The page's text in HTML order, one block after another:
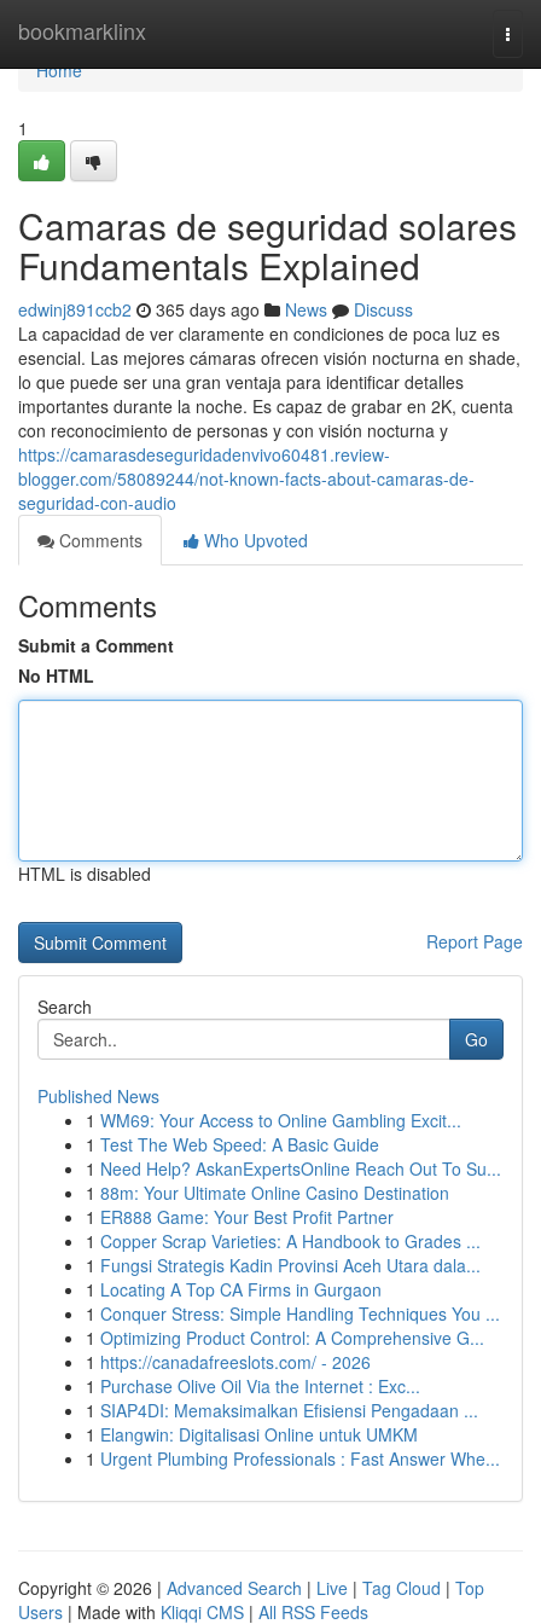
bookmarklinx
Home
Home
1
Camaras de seguridad solares
Fundamentals Explained
edwinj891ccb2 365 days ago News
Discuss
La capacidad de ver claramente en condiciones de poca luz es
esencial. Las mejores cámaras ofrecen visión nocturna en shade,
lo que puede ser una gran ventaja para identificar detalles
importantes durante la noche. Es capaz de grabar en 2K, cuenta
con reconocimiento de personas y con visión nocturna y
https://camarasdeseguridadenvivo60481.review-
blogger.com/58089244/not-known-facts-about-camaras-de-
seguridad-con-audio
Comments
Who Upvoted
Comments
Submit a Comment
No HTML
HTML is disabled
Report Page
Search
Go
Published News
1 WM69: Your Access to Online Gambling Excit...
1 Test The Web Speed: A Basic Guide
1 Need Help? AskanExpertsOnline Reach Out To Su...
1 88m: Your Ultimate Online Casino Destination
1 ER888 Game: Your Best Profit Partner
1 Copper Scrap Varieties: A Handbook to Grades ...
1 Fungsi Strategis Kadin Provinsi Aceh Utara dala...
1 Locating A Top CA Firms in Gurgaon
1 Conquer Stress: Simple Handling Techniques You ...
1 Optimizing Product Control: A Comprehensive G...
1 https://canadafreeslots.com/ - 2026
1 Purchase Olive Oil Via the Internet : Exc...
1 SIAP4DI: Memaksimalkan Efisiensi Pengadaan ...
1 Elangwin: Digitalisasi Online untuk UMKM
1 Urgent Plumbing Professionals : Fast Answer Whe...
Copyright © 2026 | Advanced Search | Live | Tag Cloud | Top
Users | Made with Kliqqi CMS | All RSS Feeds